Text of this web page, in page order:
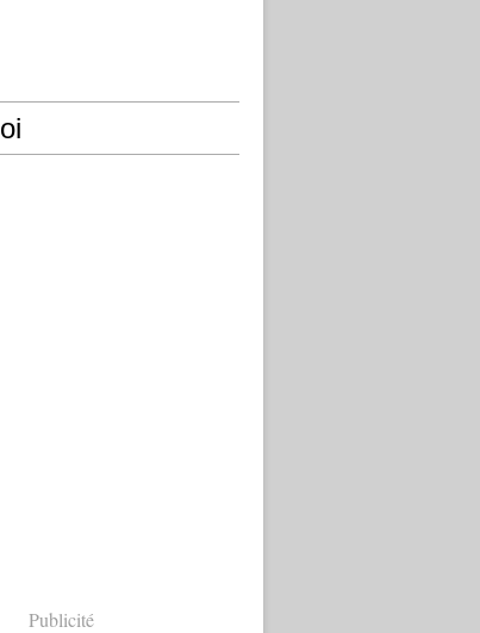
Publicité